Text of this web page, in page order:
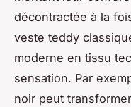
décontractée à la
veste teddy
moderne en tissu
sensation. Par
noir peut